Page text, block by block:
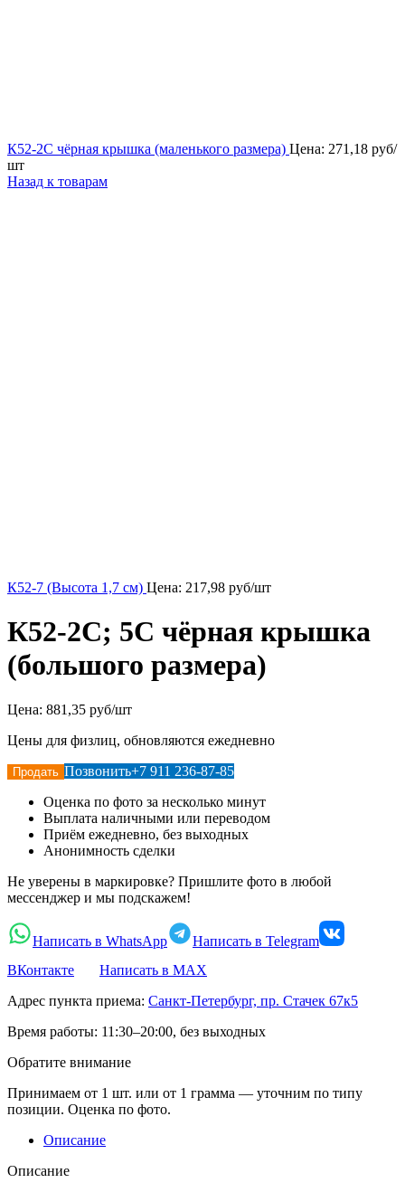
К52-2С чёрная крышка (маленького размера) Цена: 271,18 руб/
шт
Назад к товарам
К52-7 (Высота 1,7 см) Цена: 217,98 руб/шт
К52-2С; 5С чёрная крышка
(большого размера)
Цена: 881,35 руб/шт
Цены для физлиц, обновляются ежедневно
Продать Позвонить+7 911 236-87-85
Оценка по фото за несколько минут
Выплата наличными или переводом
Приём ежедневно, без выходных
Анонимность сделки
Не уверены в маркировке? Пришлите фото в любой
мессенджер и мы подскажем!
Написать в WhatsApp
Написать в Telegram
ВКонтакте
Написать в MAX
Адрес пункта приема: Санкт-Петербург, пр. Стачек 67к5
Время работы: 11:30–20:00, без выходных
Обратите внимание
Принимаем от 1 шт. или от 1 грамма — уточним по типу
позиции. Оценка по фото.
Описание
Описание